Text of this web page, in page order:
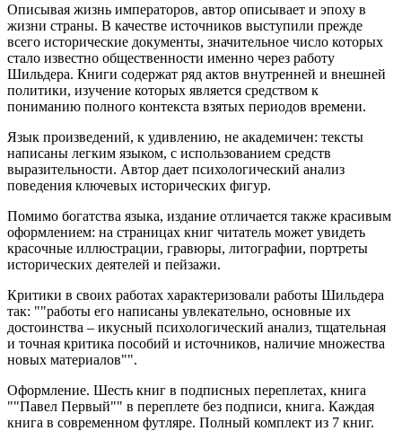
Описывая жизнь императоров, автор описывает и эпоху в
жизни страны. В качестве источников выступили прежде
всего исторические документы, значительное число которых
стало известно общественности именно через работу
Шильдера. Книги содержат ряд актов внутренней и внешней
политики, изучение которых является средством к
пониманию полного контекста взятых периодов времени.
Язык произведений, к удивлению, не академичен: тексты
написаны легким языком, с использованием средств
выразительности. Автор дает психологический анализ
поведения ключевых исторических фигур.
Помимо богатства языка, издание отличается также красивым
оформлением: на страницах книг читатель может увидеть
красочные иллюстрации, гравюры, литографии, портреты
исторических деятелей и пейзажи.
Критики в своих работах характеризовали работы Шильдера
так: ""работы его написаны увлекательно, основные их
достоинства – икусный психологический анализ, тщательная
и точная критика пособий и источников, наличие множества
новых материалов"".
Оформление. Шесть книг в подписных переплетах, книга
""Павел Первый"" в переплете без подписи, книга. Каждая
книга в современном футляре. Полный комплект из 7 книг.